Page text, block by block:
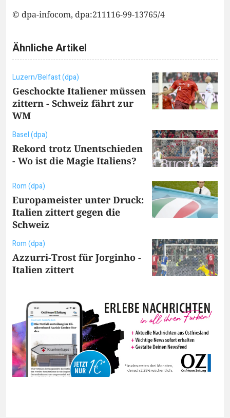
© dpa-infocom, dpa:211116-99-13765/4
Ähnliche Artikel
Luzern/Belfast (dpa)
Geschockte Italiener müssen
zittern - Schweiz fährt zur
WM
Basel (dpa)
Rekord trotz Unentschieden
- Wo ist die Magie Italiens?
Rom (dpa)
Europameister unter Druck:
Italien zittert gegen die
Schweiz
Rom (dpa)
Azzurri-Trost für Jorginho -
Italien zittert